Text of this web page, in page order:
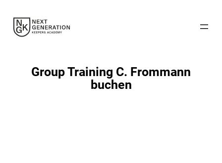
Inhalt
springen
Group Training C. Frommann
buchen